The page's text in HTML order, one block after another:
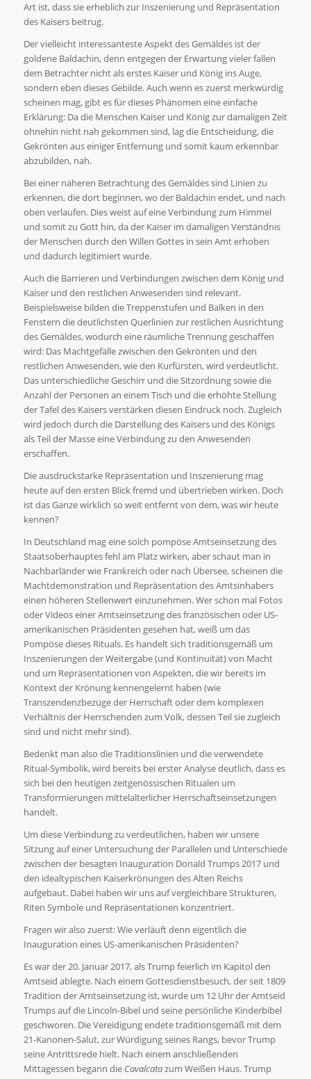
Art ist, dass sie erheblich zur Inszenierung und Repräsentation
des Kaisers beitrug.
Der vielleicht interessanteste Aspekt des Gemäldes ist der
goldene Baldachin, denn entgegen der Erwartung vieler fallen
dem Betrachter nicht als erstes Kaiser und König ins Auge,
sondern eben dieses Gebilde. Auch wenn es zuerst merkwürdig
scheinen mag, gibt es für dieses Phänomen eine einfache
Erklärung: Da die Menschen Kaiser und König zur damaligen Zeit
ohnehin nicht nah gekommen sind, lag die Entscheidung, die
Gekrönten aus einiger Entfernung und somit kaum erkennbar
abzubilden, nah.
Bei einer näheren Betrachtung des Gemäldes sind Linien zu
erkennen, die dort beginnen, wo der Baldachin endet, und nach
oben verlaufen. Dies weist auf eine Verbindung zum Himmel
und somit zu Gott hin, da der Kaiser im damaligen Verständnis
der Menschen durch den Willen Gottes in sein Amt erhoben
und dadurch legitimiert wurde.
Auch die Barrieren und Verbindungen zwischen dem König und
Kaiser und den restlichen Anwesenden sind relevant.
Beispielsweise bilden die Treppenstufen und Balken in den
Fenstern die deutlichsten Querlinien zur restlichen Ausrichtung
des Gemäldes, wodurch eine räumliche Trennung geschaffen
wird: Das Machtgefälle zwischen den Gekrönten und den
restlichen Anwesenden, wie den Kurfürsten, wird verdeutlicht.
Das unterschiedliche Geschirr und die Sitzordnung sowie die
Anzahl der Personen an einem Tisch und die erhöhte Stellung
der Tafel des Kaisers verstärken diesen Eindruck noch. Zugleich
wird jedoch durch die Darstellung des Kaisers und des Königs
als Teil der Masse eine Verbindung zu den Anwesenden
erschaffen.
Die ausdruckstarke Repräsentation und Inszenierung mag
heute auf den ersten Blick fremd und übertrieben wirken. Doch
ist das Ganze wirklich so weit entfernt von dem, was wir heute
kennen?
In Deutschland mag eine solch pompöse Amtseinsetzung des
Staatsoberhauptes fehl am Platz wirken, aber schaut man in
Nachbarländer wie Frankreich oder nach Übersee, scheinen die
Machtdemonstration und Repräsentation des Amtsinhabers
einen höheren Stellenwert einzunehmen. Wer schon mal Fotos
oder Videos einer Amtseinsetzung des französischen oder US-
amerikanischen Präsidenten gesehen hat, weiß um das
Pompöse dieses Rituals. Es handelt sich traditionsgemäß um
Inszenierungen der Weitergabe (und Kontinuität) von Macht
und um Repräsentationen von Aspekten, die wir bereits im
Kontext der Krönung kennengelernt haben (wie
Transzendenzbezüge der Herrschaft oder dem komplexen
Verhältnis der Herrschenden zum Volk, dessen Teil sie zugleich
sind und nicht mehr sind).
Bedenkt man also die Traditionslinien und die verwendete
Ritual-Symbolik, wird bereits bei erster Analyse deutlich, dass es
sich bei den heutigen zeitgenössischen Ritualen um
Transformierungen mittelalterlicher Herrschaftseinsetzungen
handelt.
Um diese Verbindung zu verdeutlichen, haben wir unsere
Sitzung auf einer Untersuchung der Parallelen und Unterschiede
zwischen der besagten Inauguration Donald Trumps 2017 und
den idealtypischen Kaiserkrönungen des Alten Reichs
aufgebaut. Dabei haben wir uns auf vergleichbare Strukturen,
Riten Symbole und Repräsentationen konzentriert.
Fragen wir also zuerst: Wie verläuft denn eigentlich die
Inauguration eines US-amerikanischen Präsidenten?
Es war der 20. Januar 2017, als Trump feierlich im Kapitol den
Amtseid ablegte. Nach einem Gottesdienstbesuch, der seit 1809
Tradition der Amtseinsetzung ist, wurde um 12 Uhr der Amtseid
Trumps auf die Lincoln-Bibel und seine persönliche Kinderbibel
geschworen. Die Vereidigung endete traditionsgemäß mit dem
21-Kanonen-Salut, zur Würdigung seines Rangs, bevor Trump
seine Antrittsrede hielt. Nach einem anschließenden
Mittagessen begann die Cavalcatazum Weißen Haus. Trump